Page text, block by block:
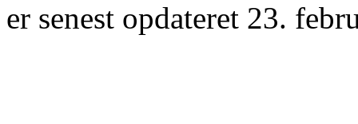
er senest opdateret 23.